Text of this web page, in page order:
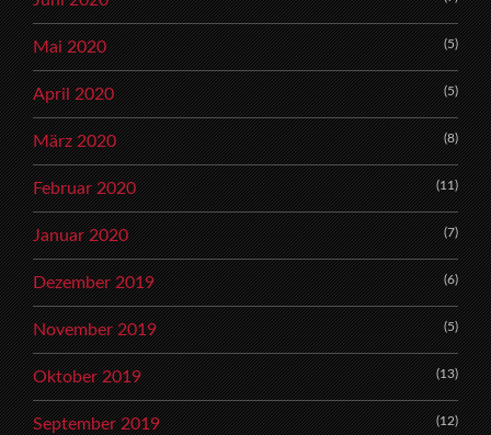
Mai 2020 (5)
April 2020 (5)
März 2020 (8)
Februar 2020 (11)
Januar 2020 (7)
Dezember 2019 (6)
November 2019 (5)
Oktober 2019 (13)
September 2019 (12)